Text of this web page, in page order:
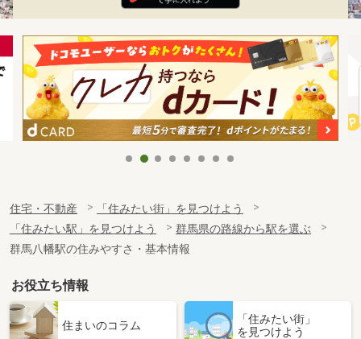
住宅・不動産
「住みたい街」を見つけよう
「住みたい駅」を見つけよう
群馬県の路線から駅を選ぶ
群馬八幡駅の住みやすさ・基本情報
お役立ち情報
住まいのコラム
「住みたい街」
を見つけよう